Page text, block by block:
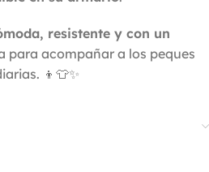
resistente y con un
para acompañar a los peques
👦👕✨